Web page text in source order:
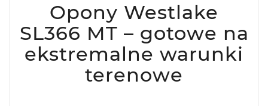
Opony Westlake
SL366 MT – gotowe na
ekstremalne warunki
terenowe